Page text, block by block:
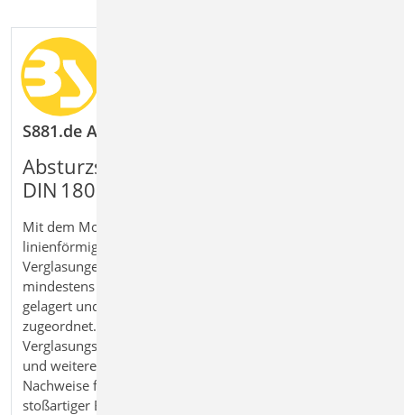
S881.de Absturzsichernde Verglasung,
Absturzsichernde Verglasungen nach
DIN 18008 normgerecht bemessen
Mit dem Modul S881.de Absturzsichernde Verglasung,
linienförmig gelagert bemessen Sie vertikale
Verglasungen nach DIN 18008‑4. Die Scheiben sind an
mindestens zwei gegenüberliegenden Seiten linienförmig
gelagert und werden den Kategorien A, B und C
zugeordnet. Das Modul berücksichtigt unterschiedliche
Verglasungstypen sowie Einwirkungen aus Wind, Klima
und weiteren Lasten. Es werden die maßgebenden
Nachweise für GZT und GZG unter statischer und
stoßartiger Beanspruchung geführt.